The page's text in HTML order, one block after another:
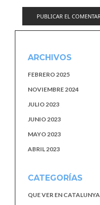
ARCHIVOS
FEBRERO 2025
NOVIEMBRE 2024
JULIO 2023
JUNIO 2023
MAYO 2023
ABRIL 2023
CATEGORÍAS
QUE VER EN CATALUNYA